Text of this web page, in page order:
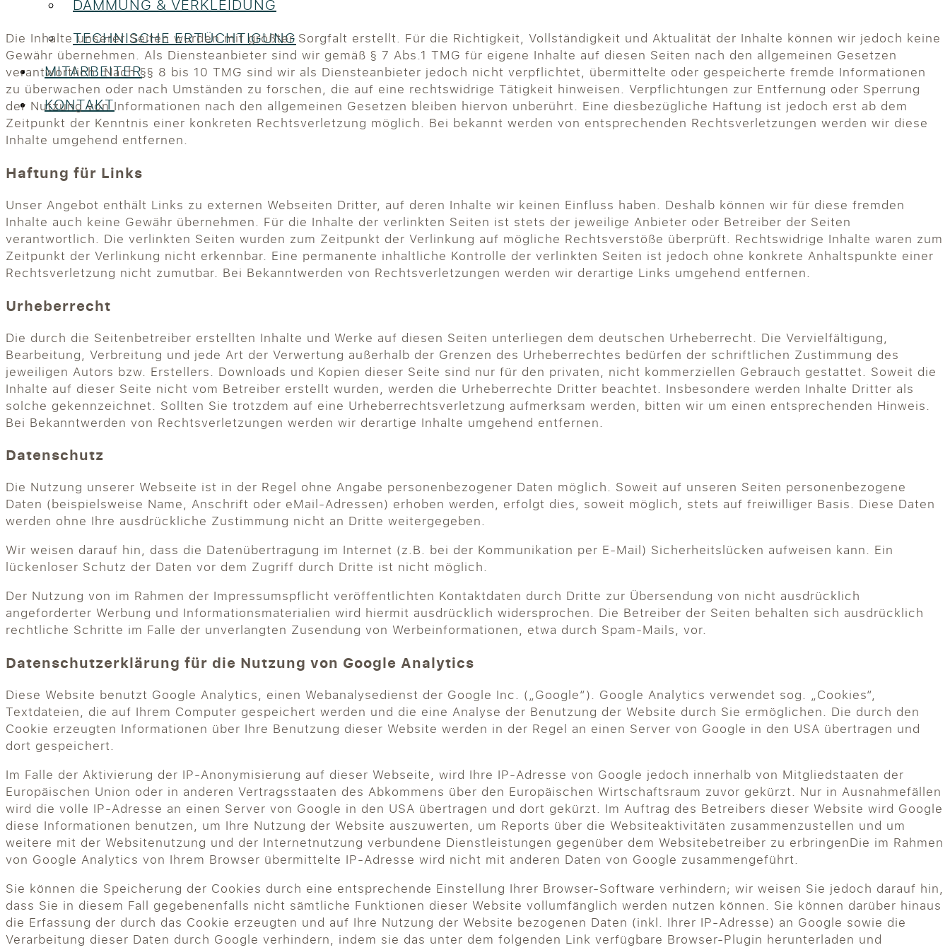
DÄMMUNG & VERKLEIDUNG
TECHNISCHE ERTÜCHTIGUNG
MITARBEITER
KONTAKT
Die Inhalte unserer Seiten wurden mit größter Sorgfalt erstellt. Für die Richtigkeit, Vollständigkeit und Aktualität der Inhalte können wir jedoch keine
Gewähr übernehmen. Als Diensteanbieter sind wir gemäß § 7 Abs.1 TMG für eigene Inhalte auf diesen Seiten nach den allgemeinen Gesetzen
verantwortlich. Nach §§ 8 bis 10 TMG sind wir als Diensteanbieter jedoch nicht verpflichtet, übermittelte oder gespeicherte fremde Informationen
zu überwachen oder nach Umständen zu forschen, die auf eine rechtswidrige Tätigkeit hinweisen. Verpflichtungen zur Entfernung oder Sperrung
der Nutzung von Informationen nach den allgemeinen Gesetzen bleiben hiervon unberührt. Eine diesbezügliche Haftung ist jedoch erst ab dem
Zeitpunkt der Kenntnis einer konkreten Rechtsverletzung möglich. Bei bekannt werden von entsprechenden Rechtsverletzungen werden wir diese
Inhalte umgehend entfernen.
Haftung für Links
Unser Angebot enthält Links zu externen Webseiten Dritter, auf deren Inhalte wir keinen Einfluss haben. Deshalb können wir für diese fremden
Inhalte auch keine Gewähr übernehmen. Für die Inhalte der verlinkten Seiten ist stets der jeweilige Anbieter oder Betreiber der Seiten
verantwortlich. Die verlinkten Seiten wurden zum Zeitpunkt der Verlinkung auf mögliche Rechtsverstöße überprüft. Rechtswidrige Inhalte waren zum
Zeitpunkt der Verlinkung nicht erkennbar. Eine permanente inhaltliche Kontrolle der verlinkten Seiten ist jedoch ohne konkrete Anhaltspunkte einer
Rechtsverletzung nicht zumutbar. Bei Bekanntwerden von Rechtsverletzungen werden wir derartige Links umgehend entfernen.
Urheberrecht
Die durch die Seitenbetreiber erstellten Inhalte und Werke auf diesen Seiten unterliegen dem deutschen Urheberrecht. Die Vervielfältigung,
Bearbeitung, Verbreitung und jede Art der Verwertung außerhalb der Grenzen des Urheberrechtes bedürfen der schriftlichen Zustimmung des
jeweiligen Autors bzw. Erstellers. Downloads und Kopien dieser Seite sind nur für den privaten, nicht kommerziellen Gebrauch gestattet. Soweit die
Inhalte auf dieser Seite nicht vom Betreiber erstellt wurden, werden die Urheberrechte Dritter beachtet. Insbesondere werden Inhalte Dritter als
solche gekennzeichnet. Sollten Sie trotzdem auf eine Urheberrechtsverletzung aufmerksam werden, bitten wir um einen entsprechenden Hinweis.
Bei Bekanntwerden von Rechtsverletzungen werden wir derartige Inhalte umgehend entfernen.
Datenschutz
Die Nutzung unserer Webseite ist in der Regel ohne Angabe personenbezogener Daten möglich. Soweit auf unseren Seiten personenbezogene
Daten (beispielsweise Name, Anschrift oder eMail-Adressen) erhoben werden, erfolgt dies, soweit möglich, stets auf freiwilliger Basis. Diese Daten
werden ohne Ihre ausdrückliche Zustimmung nicht an Dritte weitergegeben.
Wir weisen darauf hin, dass die Datenübertragung im Internet (z.B. bei der Kommunikation per E-Mail) Sicherheitslücken aufweisen kann. Ein
lückenloser Schutz der Daten vor dem Zugriff durch Dritte ist nicht möglich.
Der Nutzung von im Rahmen der Impressumspflicht veröffentlichten Kontaktdaten durch Dritte zur Übersendung von nicht ausdrücklich
angeforderter Werbung und Informationsmaterialien wird hiermit ausdrücklich widersprochen. Die Betreiber der Seiten behalten sich ausdrücklich
rechtliche Schritte im Falle der unverlangten Zusendung von Werbeinformationen, etwa durch Spam-Mails, vor.
Datenschutzerklärung für die Nutzung von Google Analytics
Diese Website benutzt Google Analytics, einen Webanalysedienst der Google Inc. („Google“). Google Analytics verwendet sog. „Cookies“,
Textdateien, die auf Ihrem Computer gespeichert werden und die eine Analyse der Benutzung der Website durch Sie ermöglichen. Die durch den
Cookie erzeugten Informationen über Ihre Benutzung dieser Website werden in der Regel an einen Server von Google in den USA übertragen und
dort gespeichert.
Im Falle der Aktivierung der IP-Anonymisierung auf dieser Webseite, wird Ihre IP-Adresse von Google jedoch innerhalb von Mitgliedstaaten der
Europäischen Union oder in anderen Vertragsstaaten des Abkommens über den Europäischen Wirtschaftsraum zuvor gekürzt. Nur in Ausnahmefällen
wird die volle IP-Adresse an einen Server von Google in den USA übertragen und dort gekürzt. Im Auftrag des Betreibers dieser Website wird Google
diese Informationen benutzen, um Ihre Nutzung der Website auszuwerten, um Reports über die Websiteaktivitäten zusammenzustellen und um
weitere mit der Websitenutzung und der Internetnutzung verbundene Dienstleistungen gegenüber dem Websitebetreiber zu erbringenDie im Rahmen
von Google Analytics von Ihrem Browser übermittelte IP-Adresse wird nicht mit anderen Daten von Google zusammengeführt.
Sie können die Speicherung der Cookies durch eine entsprechende Einstellung Ihrer Browser-Software verhindern; wir weisen Sie jedoch darauf hin,
dass Sie in diesem Fall gegebenenfalls nicht sämtliche Funktionen dieser Website vollumfänglich werden nutzen können. Sie können darüber hinaus
die Erfassung der durch das Cookie erzeugten und auf Ihre Nutzung der Website bezogenen Daten (inkl. Ihrer IP-Adresse) an Google sowie die
Verarbeitung dieser Daten durch Google verhindern, indem sie das unter dem folgenden Link verfügbare Browser-Plugin herunterladen und